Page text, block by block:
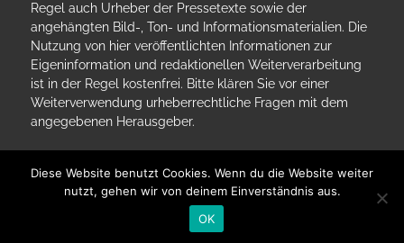
Regel auch Urheber der Pressetexte sowie der
angehängten Bild-, Ton- und Informationsmaterialien. Die
Nutzung von hier veröffentlichten Informationen zur
Eigeninformation und redaktionellen Weiterverarbeitung
ist in der Regel kostenfrei. Bitte klären Sie vor einer
Weiterverwendung urheberrechtliche Fragen mit dem
angegebenen Herausgeber.
Diese Website benutzt Cookies. Wenn du die Website weiter
nutzt, gehen wir von deinem Einverständnis aus.
OK